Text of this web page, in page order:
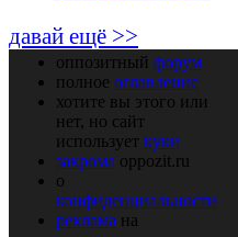
давай ещё >>
оппозитный форум
полное оглавление
хотите вы этого или
нет, но сайт
использует куки
закрома oppozit.ru
о
конфиденциальности
реклама на